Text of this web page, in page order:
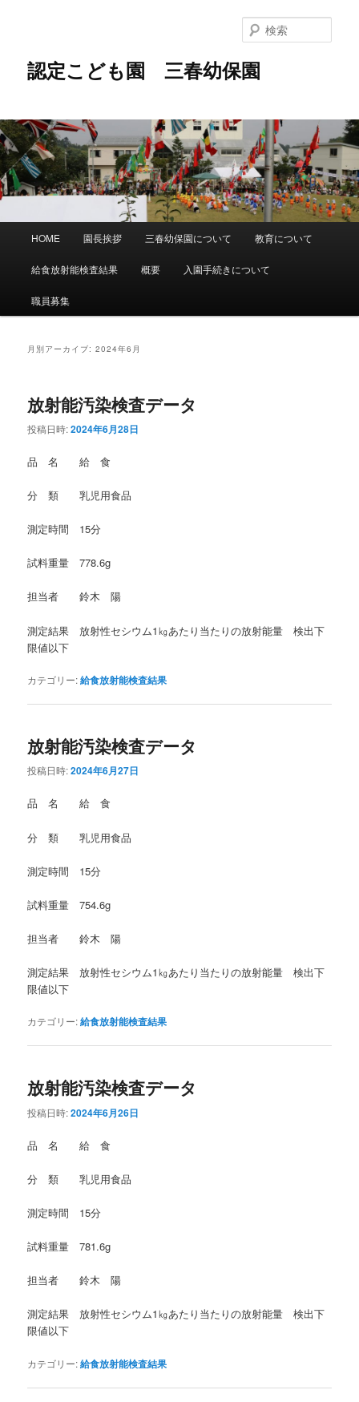
ツ
へ
移
動
へ
移
動
認定こども園 三春幼保園
索
ュ
HOME 園長挨拶 三春幼保園について 教育について
給食放射能検査結果 概要 入園手続きについて
職員募集
月別アーカイブ:2024年6月
放射能汚染検査データ
投稿日時:2024年6月28日
品 名 給 食
分 類 乳児用食品
測定時間 15分
試料重量 778.6g
担当者 鈴木 陽
測定結果 放射性セシウム1㎏あたり当たりの放射能量 検出下
限値以下
カテゴリー:給食放射能検査結果
放射能汚染検査データ
投稿日時:2024年6月27日
品 名 給 食
分 類 乳児用食品
測定時間 15分
試料重量 754.6g
担当者 鈴木 陽
測定結果 放射性セシウム1㎏あたり当たりの放射能量 検出下
限値以下
カテゴリー:給食放射能検査結果
放射能汚染検査データ
投稿日時:2024年6月26日
品 名 給 食
分 類 乳児用食品
測定時間 15分
試料重量 781.6g
担当者 鈴木 陽
測定結果 放射性セシウム1㎏あたり当たりの放射能量 検出下
限値以下
カテゴリー:給食放射能検査結果